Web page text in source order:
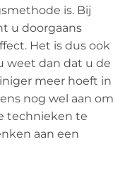
is. Bij
u doorgaans
Het is dus ook
weet dan dat u de
meer hoeft in
nog wel aan om
technieken te
aan een